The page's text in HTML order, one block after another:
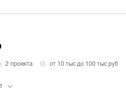
2 проекта от 10 тыс до 100 тыс руб